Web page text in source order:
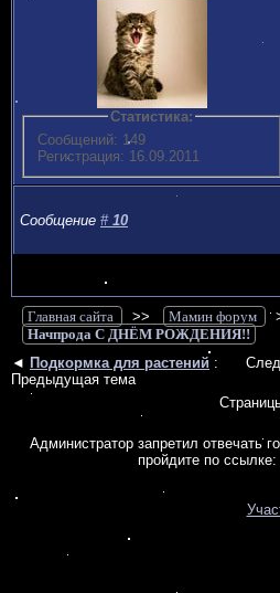
Статистика:
Сообщений: 149
Регистрация: 16.09.2011
Сообщение # 10
Главная сайта
>> Мамин форум
Начпрода С ДНЁМ РОЖДЕНИЯ!!
◄ Подкормка для растений :
Предыдущая тема
Администратор запретил отвечать
пройдите по ссылке: